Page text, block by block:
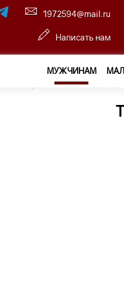
1972594@mail.ru
Написать нам
МУЖЧИНАМ
Мужчинам —